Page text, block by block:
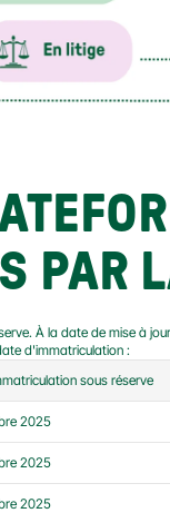
PAR
À la date de mise à
d'immatriculation :
sous réserve
2025
2025
2025